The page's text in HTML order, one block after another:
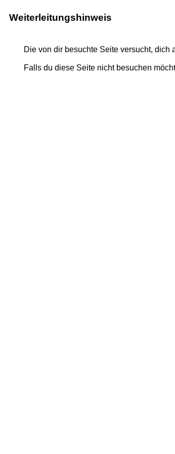
Weiterleitungshinweis
Die von dir besuchte Seite versucht, dich
Falls du diese Seite nicht besuchen